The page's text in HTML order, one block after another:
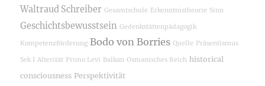
Waltraud Schreiber Gesamtschule Erkenntnistheorie Sinn
Geschichtsbewusstsein Gedenkstättenpädagogik
Kompetenzförderung Bodo von Borries Quelle Präsentismus
Sek I Alterität Primo Levi Balkan Osmanisches Reich historical
consciousness Perspektivität